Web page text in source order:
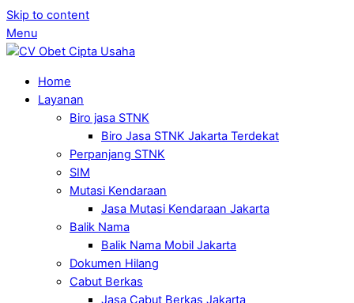
Skip to content
Menu
Home
Layanan
Biro jasa STNK
Biro Jasa STNK Jakarta Terdekat
Perpanjang STNK
SIM
Mutasi Kendaraan
Jasa Mutasi Kendaraan Jakarta
Balik Nama
Balik Nama Mobil Jakarta
Dokumen Hilang
Cabut Berkas
Jasa Cabut Berkas Jakarta